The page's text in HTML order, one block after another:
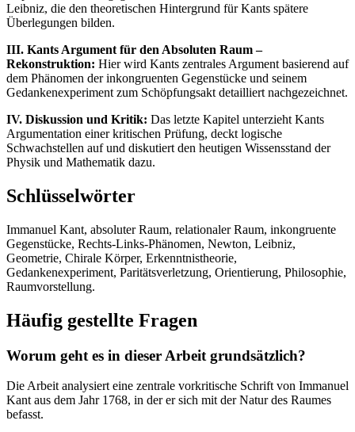
Leibniz, die den theoretischen Hintergrund für Kants spätere
Überlegungen bilden.
III. Kants Argument für den Absoluten Raum –
Rekonstruktion: Hier wird Kants zentrales Argument basierend auf
dem Phänomen der inkongruenten Gegenstücke und seinem
Gedankenexperiment zum Schöpfungsakt detailliert nachgezeichnet.
IV. Diskussion und Kritik: Das letzte Kapitel unterzieht Kants
Argumentation einer kritischen Prüfung, deckt logische
Schwachstellen auf und diskutiert den heutigen Wissensstand der
Physik und Mathematik dazu.
Schlüsselwörter
Immanuel Kant, absoluter Raum, relationaler Raum, inkongruente
Gegenstücke, Rechts-Links-Phänomen, Newton, Leibniz,
Geometrie, Chirale Körper, Erkenntnistheorie,
Gedankenexperiment, Paritätsverletzung, Orientierung, Philosophie,
Raumvorstellung.
Häufig gestellte Fragen
Worum geht es in dieser Arbeit grundsätzlich?
Die Arbeit analysiert eine zentrale vorkritische Schrift von Immanuel
Kant aus dem Jahr 1768, in der er sich mit der Natur des Raumes
befasst.